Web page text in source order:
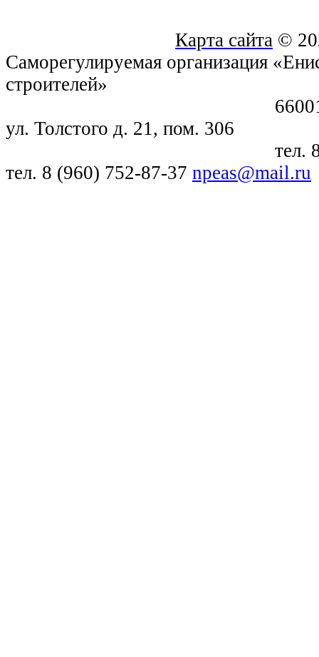
Карта сайта ©
Саморегулируемая организация
строителей»
660018, г.
ул. Толстого д. 21, пом. 306
тел. 8 (391)
тел. 8 (960) 752-87-37 npeas@mail.ru